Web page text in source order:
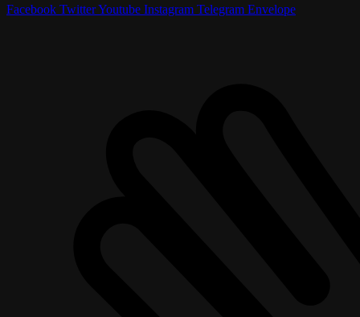
Facebook TwitterYoutube Instagram Telegram Envelope